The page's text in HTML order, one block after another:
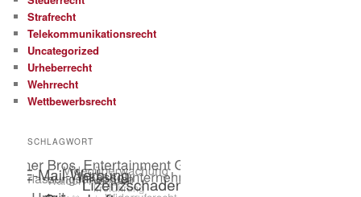
Strafrecht
Telekommunikationsrecht
Uncategorized
Urheberrecht
Wehrrecht
Wettbewerbsrecht
SCHLAGWORT